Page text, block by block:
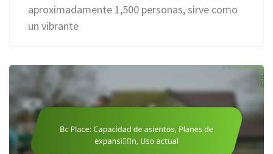
aproximadamente 1,500 personas, sirve como
un vibrante